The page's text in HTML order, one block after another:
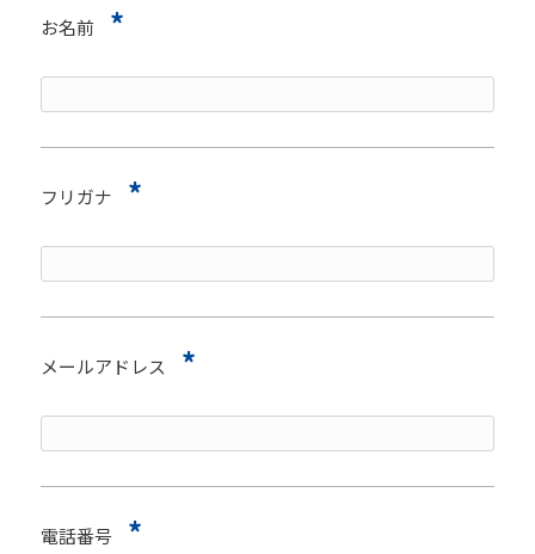
お名前 *
フリガナ *
メールアドレス *
電話番号 *